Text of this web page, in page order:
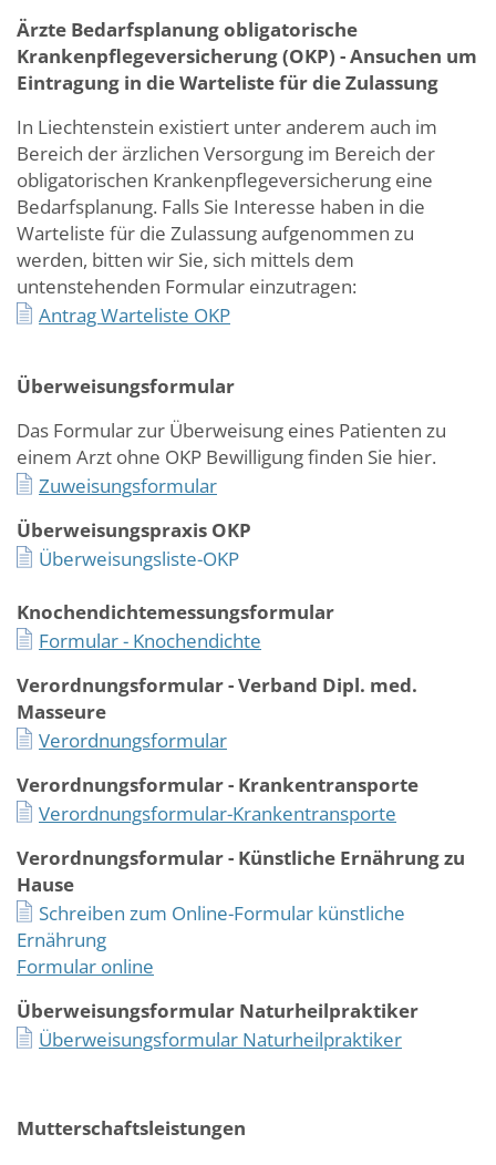
Ärzte Bedarfsplanung obligatorische
Krankenpflegeversicherung (OKP) - Ansuchen um
Eintragung in die Warteliste für die Zulassung
In Liechtenstein existiert unter anderem auch im
Bereich der ärzlichen Versorgung im Bereich der
obligatorischen Krankenpflegeversicherung eine
Bedarfsplanung. Falls Sie Interesse haben in die
Warteliste für die Zulassung aufgenommen zu
werden, bitten wir Sie, sich mittels dem
untenstehenden Formular einzutragen:
Antrag Warteliste OKP
Überweisungsformular
Das Formular zur Überweisung eines Patienten zu
einem Arzt ohne OKP Bewilligung finden Sie hier.
Zuweisungsformular
Überweisungspraxis OKP
Überweisungsliste-OKP
Knochendichtemessungsformular
Formular - Knochendichte
Verordnungsformular - Verband Dipl. med.
Masseure
Verordnungsformular
Verordnungsformular - Krankentransporte
Verordnungsformular-Krankentransporte
Verordnungsformular - Künstliche Ernährung zu
Hause
Schreiben zum Online-Formular künstliche
Ernährung
Formular online
Überweisungsformular Naturheilpraktiker
Überweisungsformular Naturheilpraktiker
Mutterschaftsleistungen